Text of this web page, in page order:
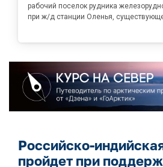
рабочий поселок рудника
при ж/д станции Оленья,
Российско-
пройдет при